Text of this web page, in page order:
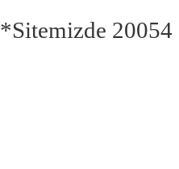
*Sitemizde 20054